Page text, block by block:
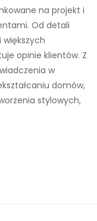
na projekt i
Od detali
opinie klientów. Z
w
domów,
stylowych,